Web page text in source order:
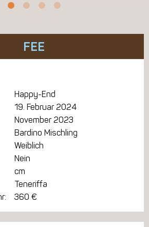
FEE
Happy-End
19. Februar 2024
November 2023
Bardino Mischling
Weiblich
Nein
cm
Teneriffa
360 €